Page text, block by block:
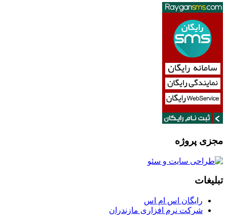
مجزی پروژه
تبلیغات
رایگان اس ام اس
شرکت نرم افزاری مازندران